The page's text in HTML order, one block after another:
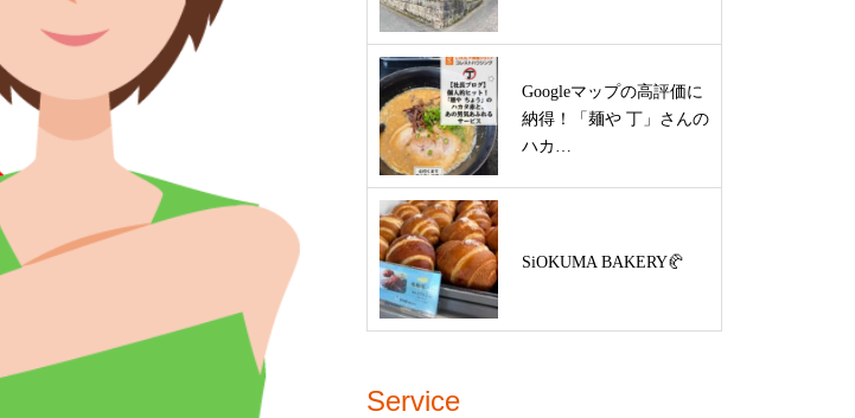
Googleマップの高評価に
納得！「麺や 丁」さんの
ハカ…
SiOKUMA BAKERY🥐
Service